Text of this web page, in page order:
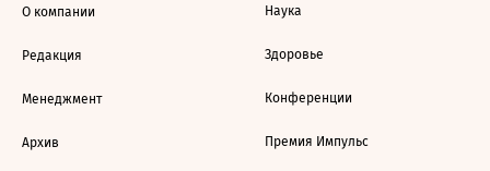
О компании
Редакция
Менеджмент
Архив
Наука
Здоровье
Конференции
Премия Импульс